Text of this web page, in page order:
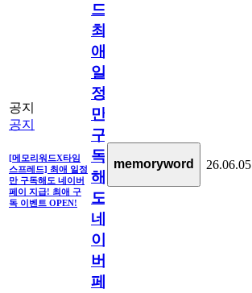
공지
공지
[메모리워드X타임
스프레드] 최애 일정
만 구독해도 네이버
페이 지급! 최애 구
독 이벤트 OPEN!
드]
최
애
일
정
만
구
독
해
도
네
이
버
페
memoryword 26.06.05